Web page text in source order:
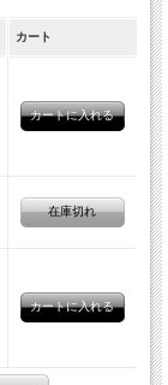
カート
在庫切れ